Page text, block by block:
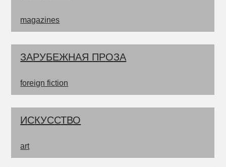
ЗАРУБЕЖНАЯ ПРОЗА
ИСКУССТВО
magazines
foreign fiction
art